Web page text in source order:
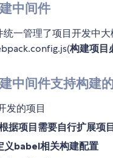
中间件
一管理了项目开发中
构建项目
间件支持构建
发的项目
据项目需要自行扩展项
义babel相关构建配置